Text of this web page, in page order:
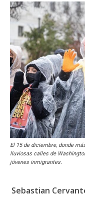
El 15 de diciembre, donde
lluviosas calles de
jóvenes inmigrantes.
Sebastian